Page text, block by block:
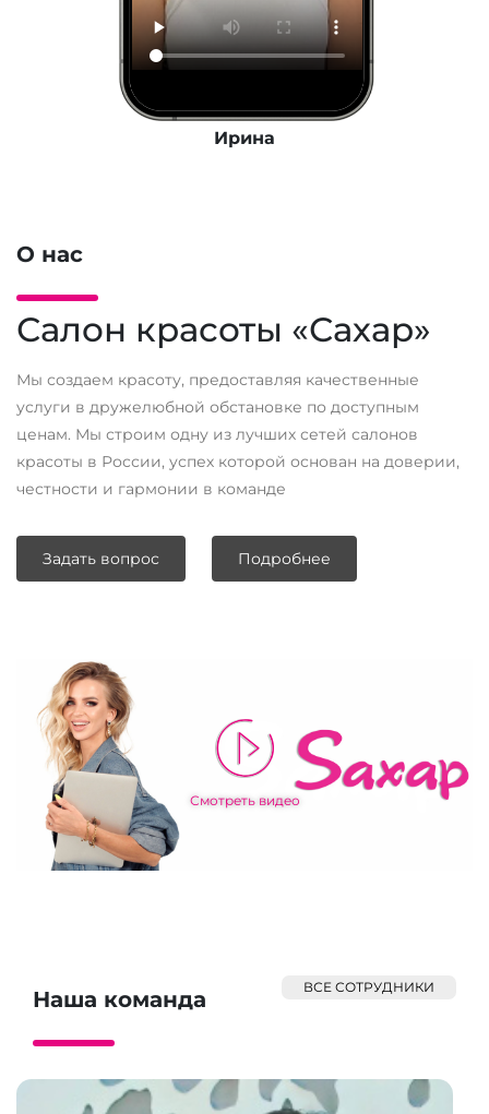
Соня
О нас
Салон красоты «Сахар»
Мы создаем красоту, предоставляя качественные
услуги в дружелюбной обстановке по доступным
ценам. Мы строим одну из лучших сетей салонов
красоты в России, успех которой основан на доверии,
честности и гармонии в команде
Задать вопрос Подробнее
Смотреть видео
Наша команда ВСЕ СОТРУДНИКИ